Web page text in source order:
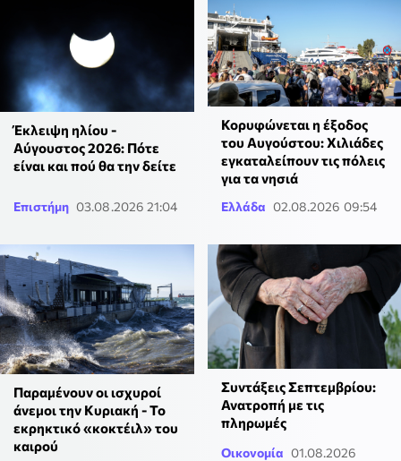
Έκλειψη ηλίου -
Αύγουστος 2026: Πότε
είναι και πού θα την δείτε
Επιστήμη 03.08.2026 21:04
Κορυφώνεται η έξοδος
του Αυγούστου: Χιλιάδες
εγκαταλείπουν τις πόλεις
για τα νησιά
Ελλάδα 02.08.2026 09:54
Παραμένουν οι ισχυροί
άνεμοι την Κυριακή - Το
εκρηκτικό «κοκτέιλ» του
καιρού
Συντάξεις Σεπτεμβρίου:
Ανατροπή με τις
πληρωμές
Οικονομία 01.08.2026